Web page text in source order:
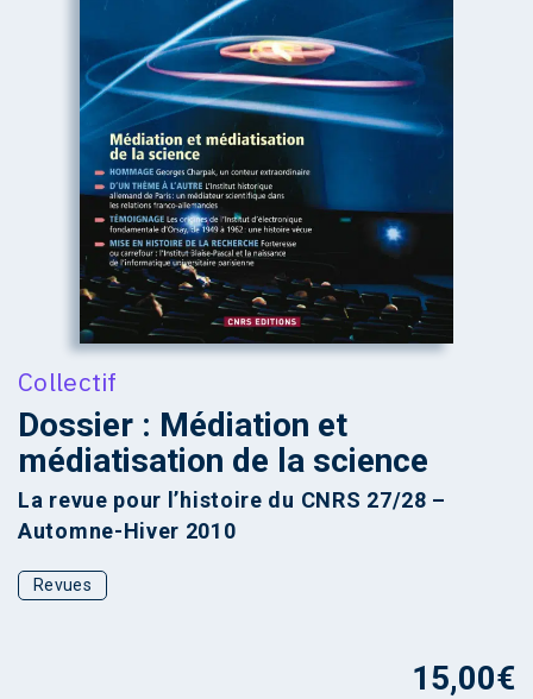
Collectif
Dossier : Médiation et
médiatisation de la science
La revue pour l’histoire du CNRS 27/28 –
Automne-Hiver 2010
Revues
15,00€